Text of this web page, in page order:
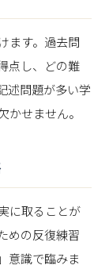
ます。過去問
点し、どの難
述問題が多い学
せません。
に取ることが
めの反復練習
意識で臨みま